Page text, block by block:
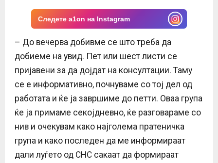
Следете a1on на Instagram
– До вечерва добивме се што треба да
добиеме на увид. Пет или шест листи се
пријавени за да дојдат на консултации. Таму
се е информативно, почнуваме со тој дел од
работата и ќе ја завршиме до петти. Оваа група
ќе ја примаме секојдневно, ќе разговараме со
нив и очекувам како најголема пратеничка
група и како последен да ме информираат
дали луѓето од СНС сакаат да формираат